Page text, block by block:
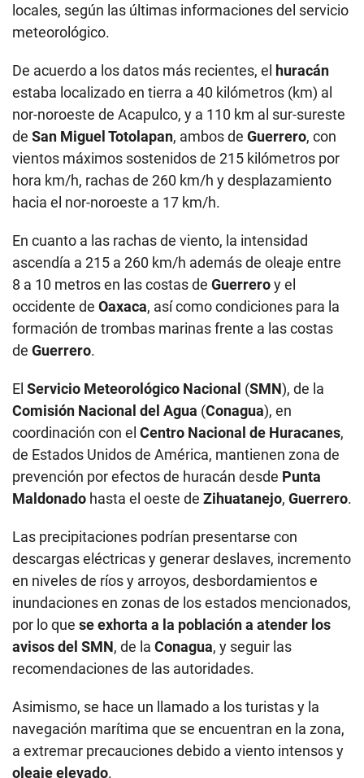
locales, según las últimas informaciones del servicio
meteorológico.
De acuerdo a los datos más recientes, el huracán
estaba localizado en tierra a 40 kilómetros (km) al
nor-noroeste de Acapulco, y a 110 km al sur-sureste
de San Miguel Totolapan, ambos de Guerrero, con
vientos máximos sostenidos de 215 kilómetros por
hora km/h, rachas de 260 km/h y desplazamiento
hacia el nor-noroeste a 17 km/h.
En cuanto a las rachas de viento, la intensidad
ascendía a 215 a 260 km/h además de oleaje entre
8 a 10 metros en las costas de Guerreroy el
occidente de Oaxaca, así como condiciones para la
formación de trombas marinas frente a las costas
de Guerrero.
El Servicio Meteorológico Nacional (SMN), de la
Comisión Nacional del Agua (Conagua), en
coordinación con el Centro Nacional de Huracanes,
de Estados Unidos de América, mantienen zona de
prevención por efectos de huracán desde Punta
Maldonado hasta el oeste de Zihuatanejo, Guerrero.
Las precipitaciones podrían presentarse con
descargas eléctricas y generar deslaves, incremento
en niveles de ríos y arroyos, desbordamientos e
inundaciones en zonas de los estados mencionados,
por lo que se exhorta a la poblacióna atender los
avisos del SMN, de la Conagua, y seguir las
recomendaciones de las autoridades.
Asimismo, se hace un llamado a los turistas y la
navegación marítima que se encuentran en la zona,
a extremar precauciones debido a viento intensos y
oleaje elevado.